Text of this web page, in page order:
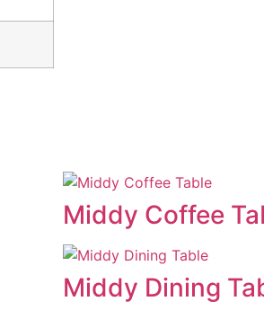
Middy Coffee
Middy Dining